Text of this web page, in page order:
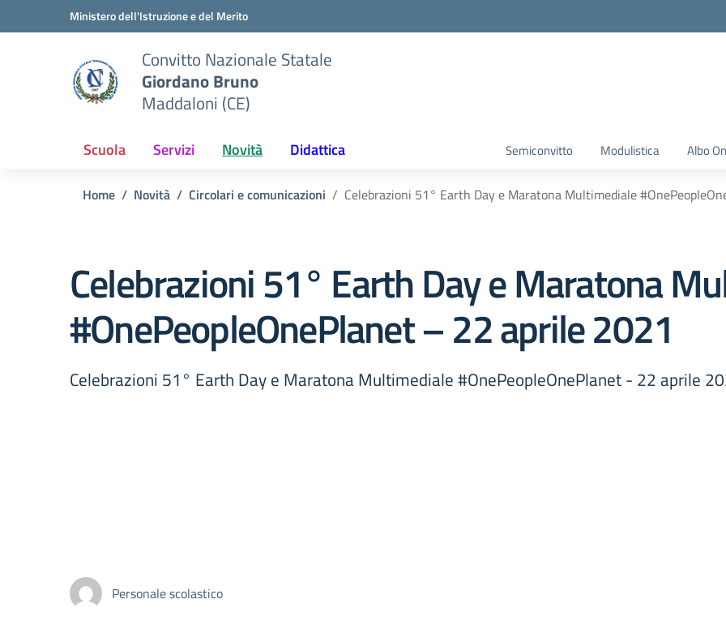
Vai ai contenuti
Vai al menu di navigazioneMinistero dell'Istruzione e del Merito
Convitto Nazionale Statale
Giordano Bruno
Maddaloni (CE)
Scuola Servizi Novità Didattica Semiconvitto Modulistica Albo
Home Novità Circolari e comunicazioni Celebrazioni 51° Earth Day e Maratona Multimediale
Celebrazioni 51° Earth Day e Maratona
#OnePeopleOnePlanet – 22 aprile 2021
Celebrazioni 51° Earth Day e Maratona Multimediale #OnePeopleOnePlanet - 22 aprile
Personale scolastico